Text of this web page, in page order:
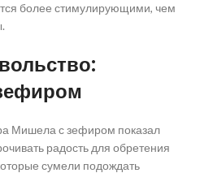
более стимулирующими, чем
Мишела с зефиром показал
радость для обретения
сумели подождать